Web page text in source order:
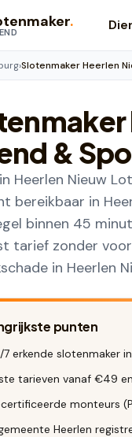
.
›Slotenmaker Heerlen
&
Heerlen Nieuw
bereikbaar in
binnen 45
tarief zonder
in Heerlen
punten
erkende slotenmaker
tarieven vanaf €49
monteurs
Heerlen